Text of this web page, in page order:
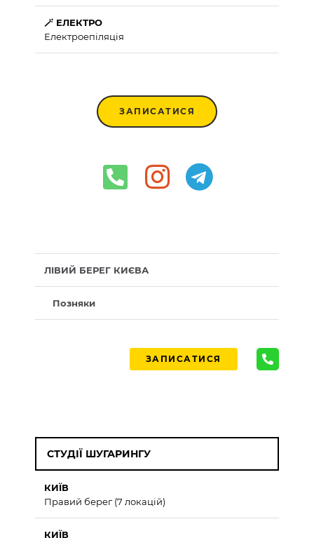
🪄 ЕЛЕКТРО
Електроепіляція
ЗАПИСАТИСЯ
ЛІВИЙ БЕРЕГ КИЄВА
Позняки
ЗАПИСАТИСЯ
СТУДІЇ ШУГАРИНГУ
КИЇВ
Правий берег (7 локацій)
КИЇВ